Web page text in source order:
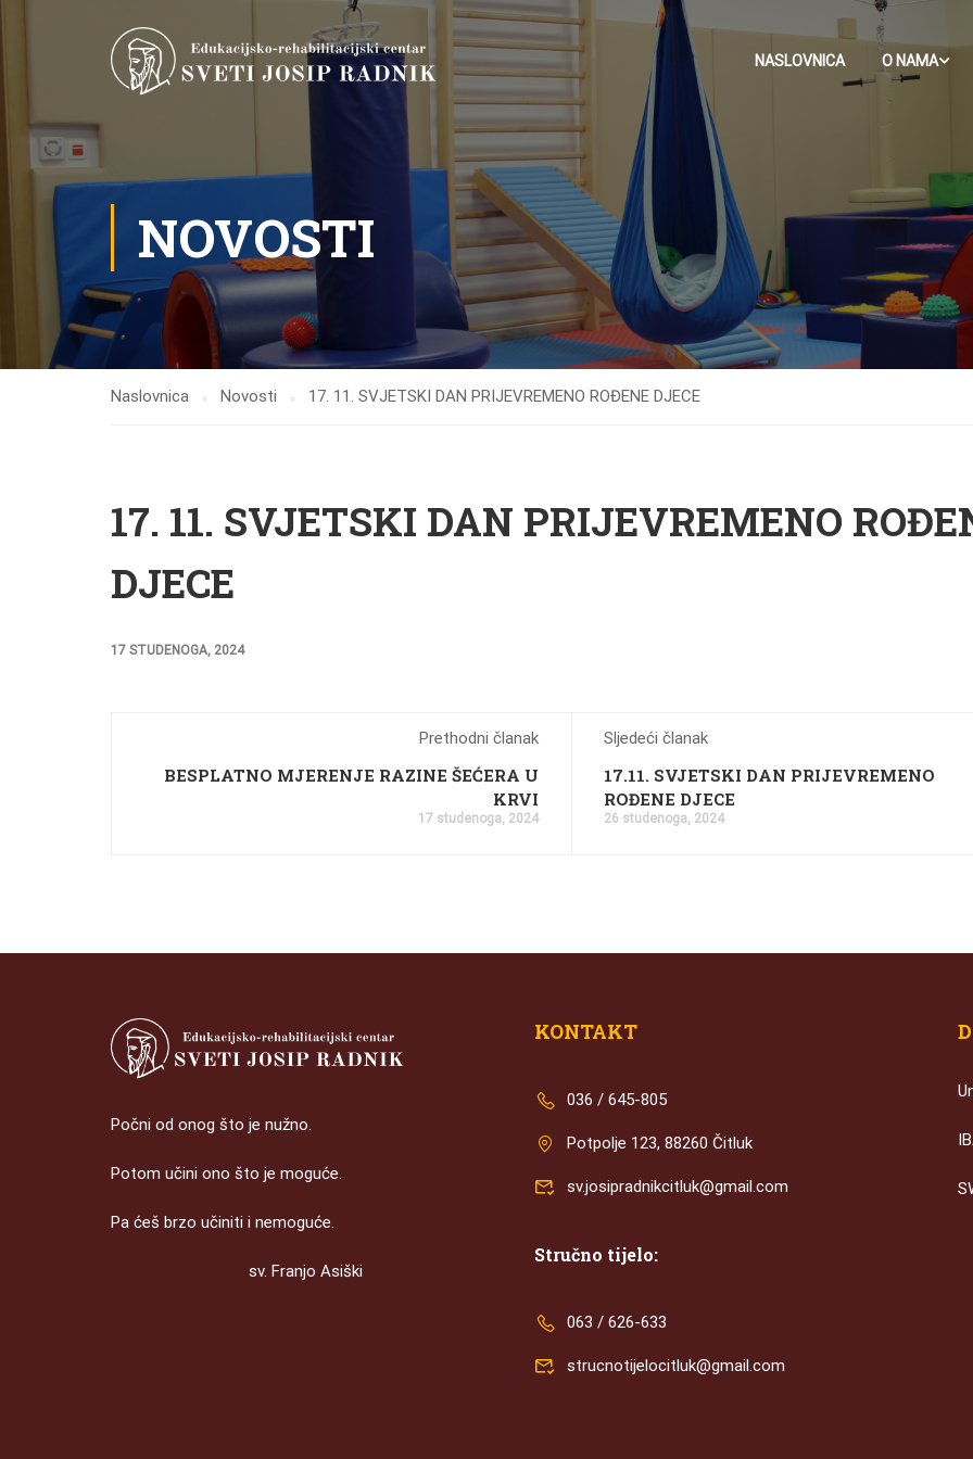
NASLOVNICA O NAMA
NOVOSTI
Naslovnica Novosti 17. 11. SVJETSKI DAN PRIJEVREMENO ROĐENE DJECE
17. 11. SVJETSKI DAN PRIJEVREMENO
DJECE
17 STUDENOGA, 2024
Prethodni članak
BESPLATNO MJERENJE RAZINE ŠEĆERA U
KRVI
17 studenoga, 2024
Sljedeći članak
17.11. SVJETSKI DAN PRIJEVREMENO
ROĐENE DJECE
26 studenoga, 2024
Počni od onog što je nužno.
Potom učini ono što je moguće.
Pa ćeš brzo učiniti i nemoguće.
sv. Franjo Asiški
KONTAKT
036 / 645-805
Potpolje 123, 88260 Čitluk
sv.josipradnikcitluk@gmail.com
Stručno tijelo:
063 / 626-633
strucnotijelocitluk@gmail.com